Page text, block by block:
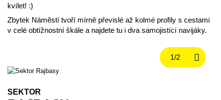
kvílet! :)
Zbytek Náměstí tvoří mírně převislé až kolmé profily s cestami
v celé obtížnostní škále a najdete tu i dva samojistící navijáky.
SEKTOR